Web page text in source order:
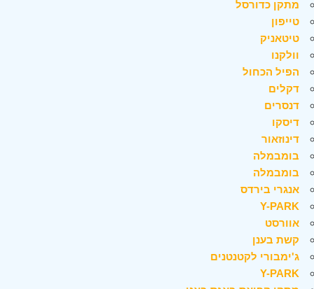
מתקן כדורסל
טייפון
טיטאניק
וולקנו
הפיל הכחול
דקלים
דנסרים
דיסקו
דינוזאור
בומבמלה
בומבמלה
אנגרי בירדס
Y-PARK
אוורסט
קשת בענן
ג'ימבורי לקטנטנים
Y-PARK